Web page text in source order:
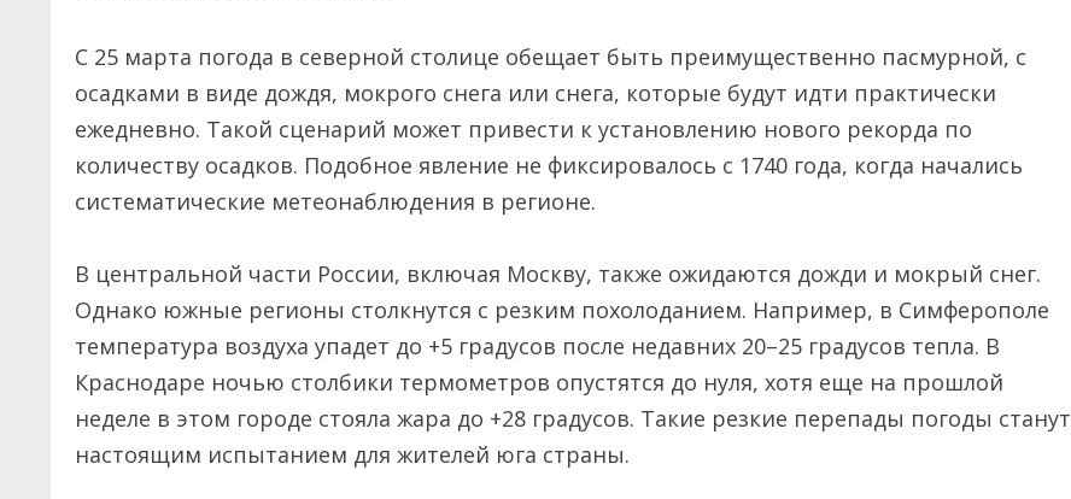
С 25 марта погода в северной столице обещает быть преимущественно пасмурной, с
осадками в виде дождя, мокрого снега или снега, которые будут идти практически
ежедневно. Такой сценарий может привести к установлению нового рекорда по
количеству осадков. Подобное явление не фиксировалось с 1740 года, когда начались
систематические метеонаблюдения в регионе.
В центральной части России, включая Москву, также ожидаются дожди и мокрый снег.
Однако южные регионы столкнутся с резким похолоданием. Например, в Симферополе
температура воздуха упадет до +5 градусов после недавних 20–25 градусов тепла. В
Краснодаре ночью столбики термометров опустятся до нуля, хотя еще на прошлой
неделе в этом городе стояла жара до +28 градусов. Такие резкие перепады погоды станут
настоящим испытанием для жителей юга страны.